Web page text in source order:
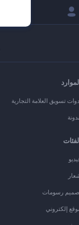
تسويق العلامة التجارية
رسومات
إلكتروني